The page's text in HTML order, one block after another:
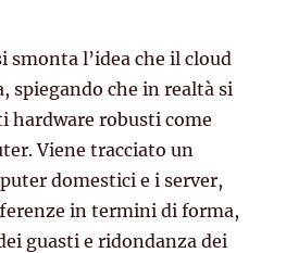
smonta l’idea che il cloud
spiegando che in realtà si
hardware robusti come
Viene tracciato un
domestici e i server,
in termini di forma,
guasti e ridondanza dei